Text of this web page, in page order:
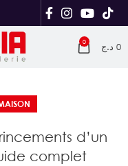
0 0 د.ج
d’un
complet